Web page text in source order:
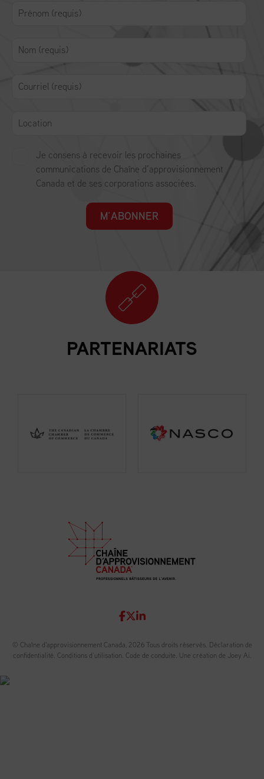
Je consens à recevoir les prochaines
communications de Chaîne d’approvisionnement
Canada et de ses corporations associées.
M’ABONNER
PARTENARIATS
© Chaîne d'approvisionnement Canada, 2026 Tous droits réservés. Déclaration de
confidentialité. Conditions d’utilisation. Code de conduite. Une création de Joey Ai.